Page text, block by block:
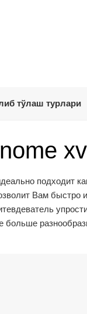
тўлаш турлари
подходит
Вам